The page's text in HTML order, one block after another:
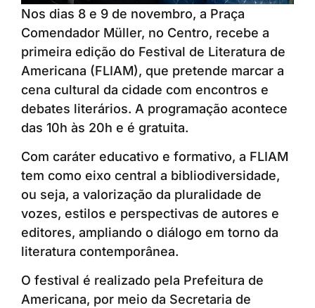
Nos dias 8 e 9 de novembro, a Praça
Comendador Müller, no Centro, recebe a
primeira edição do Festival de Literatura de
Americana (FLIAM), que pretende marcar a
cena cultural da cidade com encontros e
debates literários. A programação acontece
das 10h às 20h e é gratuita.
Com caráter educativo e formativo, a FLIAM
tem como eixo central a bibliodiversidade,
ou seja, a valorização da pluralidade de
vozes, estilos e perspectivas de autores e
editores, ampliando o diálogo em torno da
literatura contemporânea.
O festival é realizado pela Prefeitura de
Americana, por meio da Secretaria de